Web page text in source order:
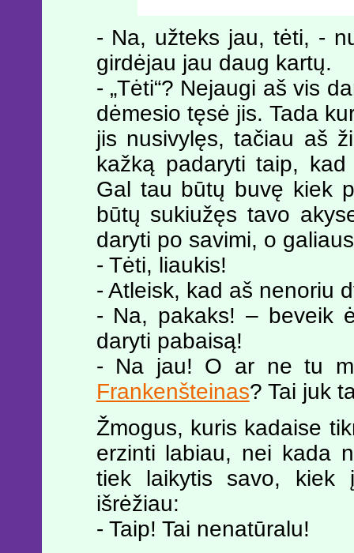
- Na, užteks jau, tėti, -
girdėjau jau daug kartų.
- „Tėti“? Nejaugi aš vis
dėmesio tęsė jis. Tada
jis nusivylęs, tačiau aš
kažką padaryti taip,
Gal tau būtų buvę kiek
būtų sukiužęs tavo
daryti po savimi, o
- Tėti, liaukis!
- Atleisk, kad aš nenoriu
- Na, pakaks! – beveik
daryti pabaisą!
- Na jau! O ar ne tu
Frankenšteinas? Tai juk
Žmogus, kuris kadaise
erzinti labiau, nei kada
tiek laikytis savo, kiek
išrėžiau:
- Taip! Tai nenatūralu!